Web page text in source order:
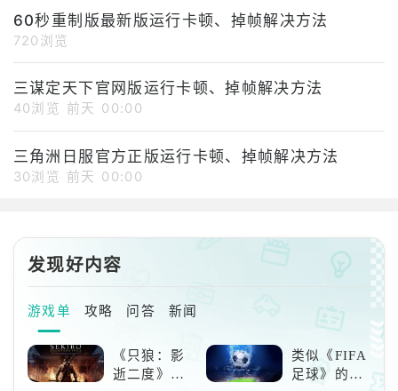
的精灵呢？下面文章就给大家分享
60秒重制版最新版运行卡顿、掉帧解决方法
720浏览
三谋定天下官网版运行卡顿、掉帧解决方法
40浏览 前天 00:00
三角洲日服官方正版运行卡顿、掉帧解决方法
30浏览 前天 00:00
发现好内容
游戏单 攻略 问答 新闻
《只狼：影
逝二度》：
类似《FIFA
足球》的足